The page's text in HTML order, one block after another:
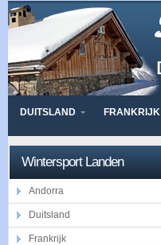
DUITSLAND FRANKRIJK
Wintersport Landen
Andorra
Duitsland
Frankrijk